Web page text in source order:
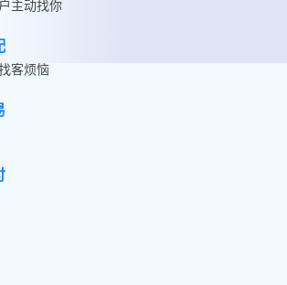
主动找你
客烦恼